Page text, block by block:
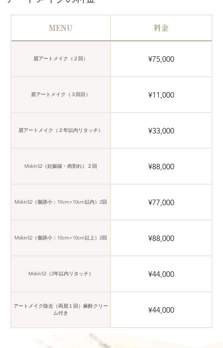
MENU 料金
眉アートメイク（２回） ¥75,000
眉アートメイク（３回目） ¥11,000
眉アートメイク（２年以内リタッチ） ¥33,000
Mskin52（妊娠線・肉割れ）２回 ¥88,000
Mskin52（傷跡小：10cm×10cm以内）2回 ¥77,000
Mskin52（傷跡小：10cm×10cm以上）2回 ¥88,000
Mskin52（2年以内リタッチ） ¥44,000
アートメイク除去（両眉１回）麻酔クリー
ム付き
¥44,000